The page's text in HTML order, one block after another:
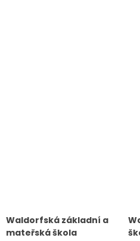
Waldorfská základní a
mateřská škola